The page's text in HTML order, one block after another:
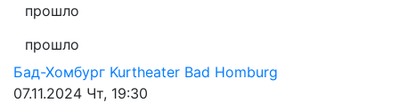
прошло
прошло
Бад-Хомбург Kurtheater Bad Homburg
07.11.2024 Чт, 19:30